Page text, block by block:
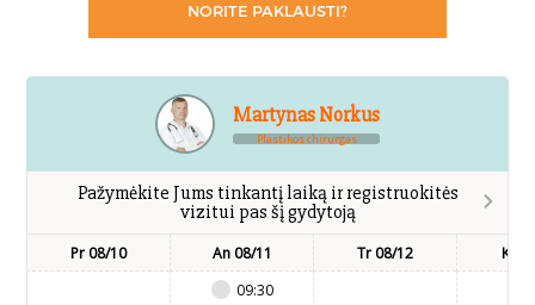
NORITE PAKLAUSTI?
Martynas Norkus
Plastikos chirurgas
Pažymėkite Jums tinkantį laiką ir registruokitės
vizitui pas šį gydytoją
Pr 08/10
An 08/11
09:30
Tr 08/12 Kt